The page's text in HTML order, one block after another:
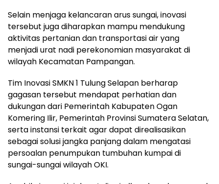
Selain menjaga kelancaran arus sungai, inovasi
tersebut juga diharapkan mampu mendukung
aktivitas pertanian dan transportasi air yang
menjadi urat nadi perekonomian masyarakat di
wilayah Kecamatan Pampangan.
Tim Inovasi SMKN 1 Tulung Selapan berharap
gagasan tersebut mendapat perhatian dan
dukungan dari Pemerintah Kabupaten Ogan
Komering Ilir, Pemerintah Provinsi Sumatera Selatan,
serta instansi terkait agar dapat direalisasikan
sebagai solusi jangka panjang dalam mengatasi
persoalan penumpukan tumbuhan kumpai di
sungai-sungai wilayah OKI.